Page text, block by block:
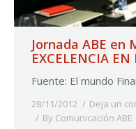
Jornada ABE en
EXCELENCIA EN
Fuente: El mundo
28/11/2012 Deja un
By Comunicación ABE